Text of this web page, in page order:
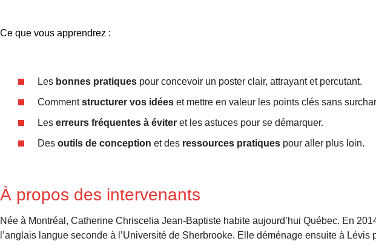
Ce que vous apprendrez :
Les bonnes pratiques pour concevoir un poster clair, attrayant et percutant.
Commentstructurer vos idées et mettre en valeur les points clés sans
Les erreurs fréquentes à éviter et les astuces pour se démarquer.
Des outils de conception et des ressources pratiques pour aller plus loin.
À propos des intervenants
Née à Montréal, Catherine Chriscelia Jean-Baptiste habite aujourd’hui Québec. En
l’anglais langue seconde à l’Université de Sherbrooke. Elle déménage ensuite à